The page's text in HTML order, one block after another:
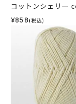
コットンシェリー
¥858 (税込)